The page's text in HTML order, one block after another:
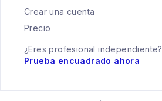
Crear una cuenta
Precio
¿Eres profesional independiente?
Prueba encuadrado ahora